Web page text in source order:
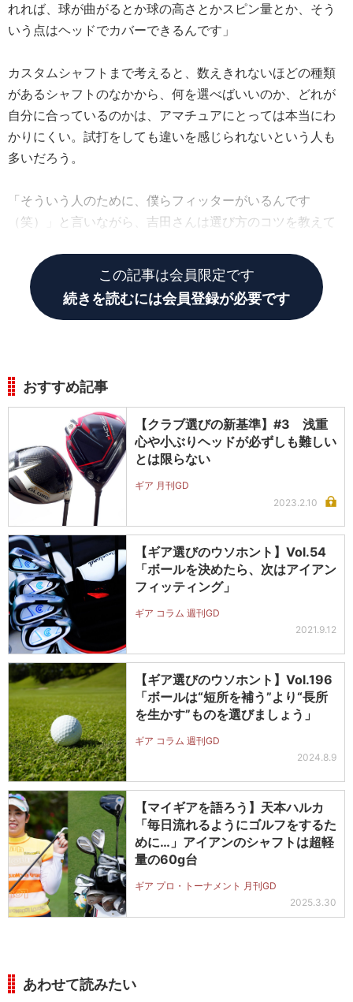
れれば、球が曲がるとか球の高さとかスピン量とか、そう
いう点はヘッドでカバーできるんです」
カスタムシャフトまで考えると、数えきれないほどの種類
があるシャフトのなかから、何を選べばいいのか、どれが
自分に合っているのかは、アマチュアにとっては本当にわ
かりにくい。試打をしても違いを感じられないという人も
多いだろう。
「そういう人のために、僕らフィッターがいるんです
（笑）」と言いながら、吉田さんは選び方のコツを教えて
この記事は会員限定です
続きを読むには会員登録が必要です
おすすめ記事
【クラブ選びの新基準】#3 浅重
心や小ぶりヘッドが必ずしも難しい
とは限らない
ギア 月刊GD
2023.2.10
【ギア選びのウソホント】Vol.54
「ボールを決めたら、次はアイアン
フィッティング」
ギア コラム 週刊GD
2021.9.12
【ギア選びのウソホント】Vol.196
「ボールは“短所を補う”より“長所
を生かす”ものを選びましょう」
ギア コラム 週刊GD
2024.8.9
【マイギアを語ろう】天本ハルカ
「毎日流れるようにゴルフをするた
めに…」アイアンのシャフトは超軽
量の60g台
ギア プロ・トーナメント 月刊GD
2025.3.30
あわせて読みたい